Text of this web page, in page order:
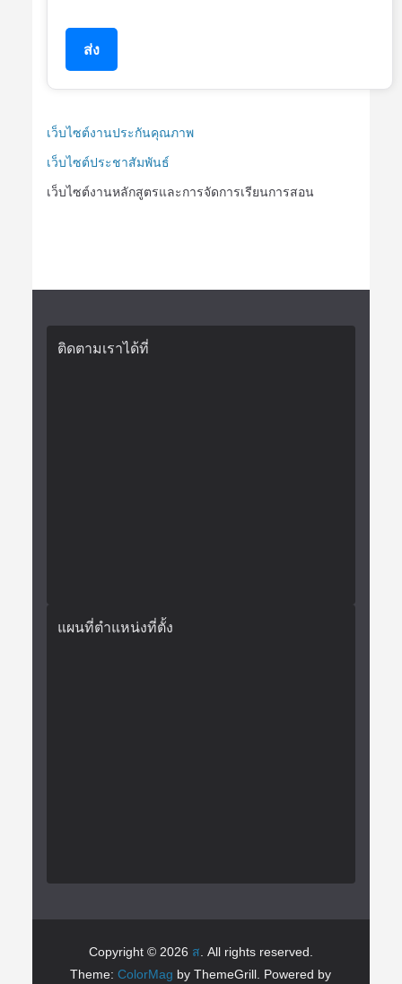
ส่ง
เว็บไซต์งานประกันคุณภาพ
เว็บไซต์ประชาสัมพันธ์
เว็บไซต์งานหลักสูตรและการจัดการเรียนการสอน
ติดตามเราได้ที่
แผนที่ตำแหน่งที่ตั้ง
Copyright © 2026 ส. All rights reserved.
Theme:ColorMag by ThemeGrill. Powered by